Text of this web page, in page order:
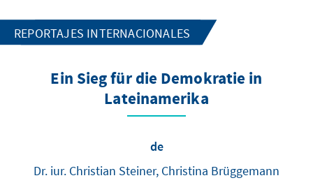
REPORTAJES INTERNACIONALES
Ein Sieg für die Demokratie in
Lateinamerika
de
Dr. iur. Christian Steiner, Christina Brüggemann